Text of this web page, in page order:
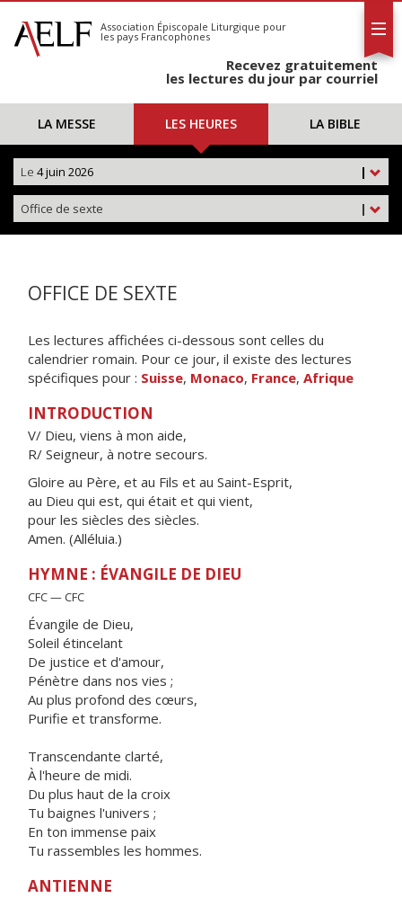
S'abonner
Calendrier
Association Épiscopale Liturgique pour
les pays Francophones
Recevez gratuitement
les lectures du jour par courriel
LA MESSE LES HEURES LA BIBLE
|
Le 4 juin 2026
|
Office de sexte
OFFICE DE SEXTE
Les lectures affichées ci-dessous sont celles du
calendrier romain. Pour ce jour, il existe des lectures
spécifiques pour : Suisse, Monaco, France, Afrique
INTRODUCTION
V/ Dieu, viens à mon aide,
R/ Seigneur, à notre secours.
Gloire au Père, et au Fils et au Saint-Esprit,
au Dieu qui est, qui était et qui vient,
pour les siècles des siècles.
Amen. (Alléluia.)
HYMNE : ÉVANGILE DE DIEU
CFC — CFC
Évangile de Dieu,
Soleil étincelant
De justice et d'amour,
Pénètre dans nos vies ;
Au plus profond des cœurs,
Purifie et transforme.
Transcendante clarté,
À l'heure de midi.
Du plus haut de la croix
Tu baignes l'univers ;
En ton immense paix
Tu rassembles les hommes.
ANTIENNE